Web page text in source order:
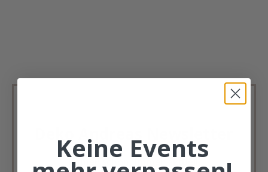
Deko Andreas Newsletter
Immer schön, immer aktuell.
Keine Events